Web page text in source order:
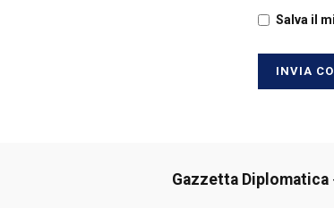
Salva il
Gazzetta Diplomatica